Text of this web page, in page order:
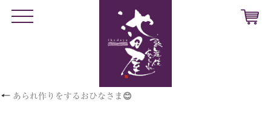
t
o
i
←あられ作りをするおひなさま😊